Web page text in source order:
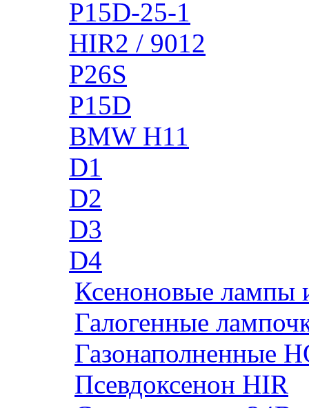
P15D-25-1
HIR2 / 9012
P26S
P15D
BMW H11
D1
D2
D3
D4
Ксеноновые лампы
Галогенные
Газонаполненные
Псевдоксенон HIR